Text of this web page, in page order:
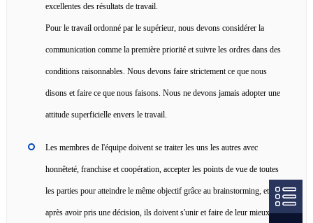
excellentes des résultats de travail.
Pour le travail ordonné par le supérieur, nous devons considérer la
communication comme la première priorité et suivre les ordres dans des
conditions raisonnables. Nous devons faire strictement ce que nous
disons et faire ce que nous faisons. Nous ne devons jamais adopter une
attitude superficielle envers le travail.
Les membres de l'équipe doivent se traiter les uns les autres avec
honnêteté, franchise et coopération, accepter les points de vue de toutes
les parties pour atteindre le même objectif grâce au brainstorming, et
après avoir pris une décision, ils doivent s'unir et faire de leur mieux